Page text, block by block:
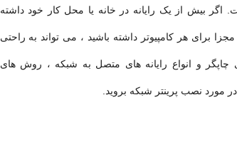
بیش از یک رایانه در خانه یا محل کار خود داشته
برای هر کامپیوتر داشته باشید ، می تواند به راحتی
چاپگر و انواع رایانه های متصل به شبکه ، روش های
مورد نصب پرینتر شبکه بروید.